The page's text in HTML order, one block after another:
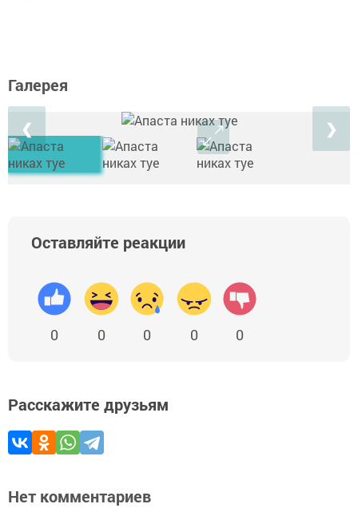
Галерея
❮ ❯
Оставляйте реакции
0 0 0 0 0
Расскажите друзьям
Нет комментариев